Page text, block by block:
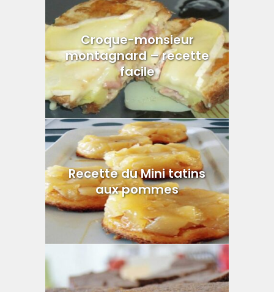
Croque-monsieur
montagnard – recette
facile
Recette du Mini tatins
aux pommes